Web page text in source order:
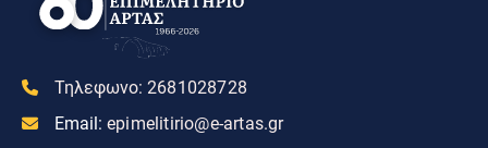
Τηλεφωνο: 2681028728
Email: epimelitirio@e-artas.gr